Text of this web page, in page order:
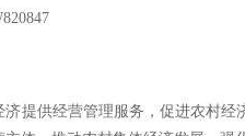
提供经营管理服务，促进农村经